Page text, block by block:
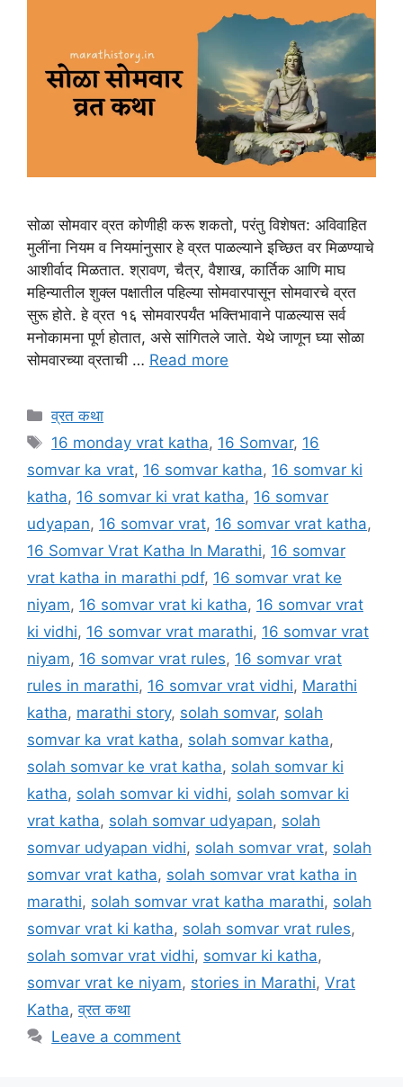
सोळा सोमवार व्रत कोणीही करू शकतो, परंतु विशेषत: अविवाहित
मुलींना नियम व नियमांनुसार हे व्रत पाळल्याने इच्छित वर मिळण्याचे
आशीर्वाद मिळतात. श्रावण, चैत्र, वैशाख, कार्तिक आणि माघ
महिन्यातील शुक्ल पक्षातील पहिल्या सोमवारपासून सोमवारचे व्रत
सुरू होते. हे व्रत १६ सोमवारपर्यंत भक्तिभावाने पाळल्यास सर्व
मनोकामना पूर्ण होतात, असे सांगितले जाते. येथे जाणून घ्या सोळा
सोमवारच्या व्रताची … Read more
Categories
व्रत कथा
Tags
16 monday vrat katha, 16 Somvar, 16
somvar ka vrat, 16 somvar katha, 16 somvar ki
katha, 16 somvar ki vrat katha, 16 somvar
udyapan, 16 somvar vrat, 16 somvar vrat katha,
16 Somvar Vrat Katha In Marathi, 16 somvar
vrat katha in marathi pdf, 16 somvar vrat ke
niyam, 16 somvar vrat ki katha, 16 somvar vrat
ki vidhi, 16 somvar vrat marathi, 16 somvar vrat
niyam, 16 somvar vrat rules, 16 somvar vrat
rules in marathi, 16 somvar vrat vidhi, Marathi
katha, marathi story, solah somvar, solah
somvar ka vrat katha, solah somvar katha,
solah somvar ke vrat katha, solah somvar ki
katha, solah somvar ki vidhi, solah somvar ki
vrat katha, solah somvar udyapan, solah
somvar udyapan vidhi, solah somvar vrat, solah
somvar vrat katha, solah somvar vrat katha in
marathi, solah somvar vrat katha marathi, solah
somvar vrat ki katha, solah somvar vrat rules,
solah somvar vrat vidhi, somvar ki katha,
somvar vrat ke niyam, stories in Marathi, Vrat
Katha,व्रत कथा
Leave a comment